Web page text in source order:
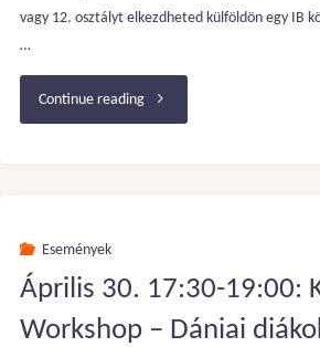
vagy 12. osztályt elkezdheted külföldön egy IB
…
Continue reading"Dánia
lehetőségek
–
Események
Április 30. 17:30-19:00:
Workshop – Dániai